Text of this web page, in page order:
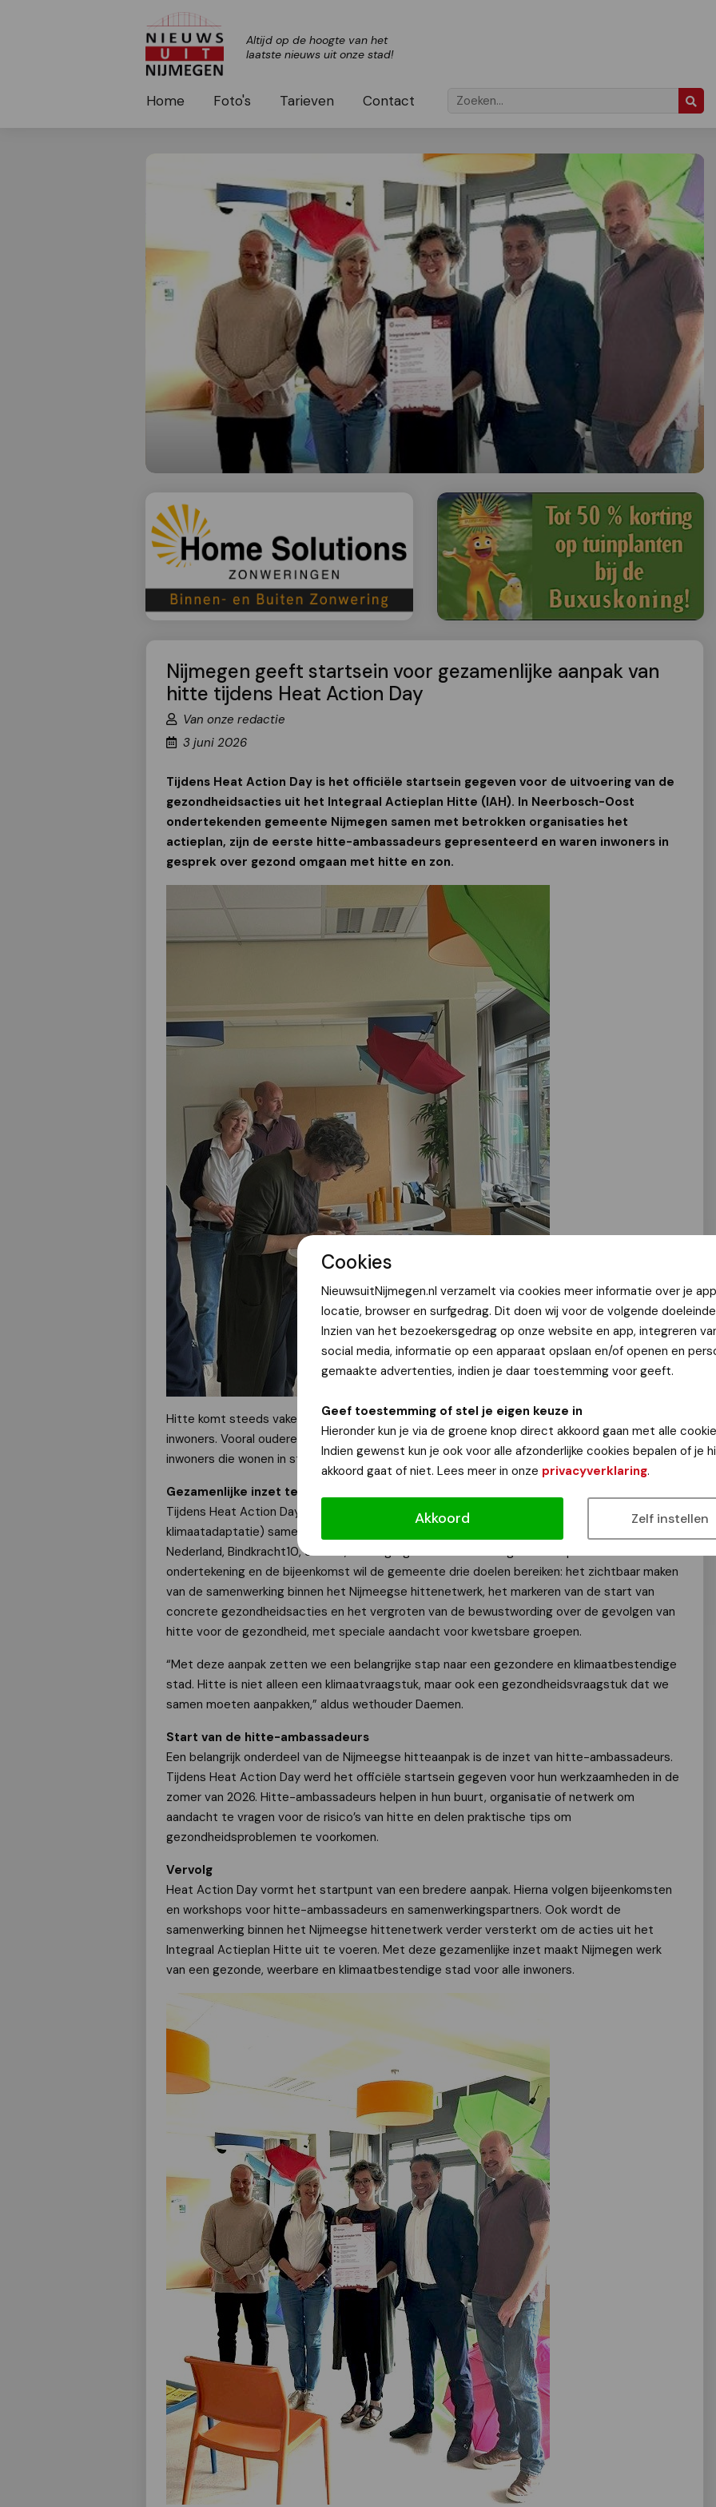
Cookies
NieuwsuitNijmegen.nl verzamelt via cookies meer informatie over je
locatie, browser en surfgedrag. Dit doen wij voor de volgende
Inzien van het bezoekersgedrag op onze website en app, integreren
social media, informatie op een apparaat opslaan en/of openen en
gemaakte advertenties, indien je daar toestemming voor geeft.
Geef toestemming of stel je eigen keuze in
Hieronder kun je via de groene knop direct akkoord gaan met alle
Indien gewenst kun je ook voor alle afzonderlijke cookies bepalen of je
akkoord gaat of niet. Lees meer in onze privacyverklaring.
Akkoord Zelf instellen
Altijd op de hoogte van het
laatste nieuws uit onze stad!
Home Foto's Tarieven Contact
Nijmegen geeft startsein voor gezamenlijke aanpak van
hitte tijdens Heat Action Day
Van onze redactie
3 juni 2026
Tijdens Heat Action Day is het officiële startsein gegeven voor de uitvoering van de
gezondheidsacties uit het Integraal Actieplan Hitte (IAH). In Neerbosch-Oost
ondertekenden gemeente Nijmegen samen met betrokken organisaties het
actieplan, zijn de eerste hitte-ambassadeurs gepresenteerd en waren inwoners in
gesprek over gezond omgaan met hitte en zon.
Hitte komt steeds vaker voor en heeft een groeiende impact op de gezondheid van
inwoners. Vooral ouderen, jonge kinderen, mensen met een kwetsbare gezondheid en
inwoners die wonen in sterk versteende wijken lopen extra risico.
Gezamenlijke inzet tegen de gevolgen van hitte
Tijdens Heat Action Day ondertekende wethouder Cilia Daemen (gezondheid en
klimaatadaptatie) samen met vertegenwoordigers van GGD Gelderland-Zuid, Klimaatverbond
Nederland, Bindkracht10, Sterker, en zorgorganisaties het Integraal Actieplan Hitte. Met deze
ondertekening en de bijeenkomst wil de gemeente drie doelen bereiken: het zichtbaar maken
van de samenwerking binnen het Nijmeegse hittenetwerk, het markeren van de start van
concrete gezondheidsacties en het vergroten van de bewustwording over de gevolgen van
hitte voor de gezondheid, met speciale aandacht voor kwetsbare groepen.
“Met deze aanpak zetten we een belangrijke stap naar een gezondere en klimaatbestendige
stad. Hitte is niet alleen een klimaatvraagstuk, maar ook een gezondheidsvraagstuk dat we
samen moeten aanpakken,” aldus wethouder Daemen.
Start van de hitte-ambassadeurs
Een belangrijk onderdeel van de Nijmeegse hitteaanpak is de inzet van hitte-ambassadeurs.
Tijdens Heat Action Day werd het officiële startsein gegeven voor hun werkzaamheden in de
zomer van 2026. Hitte-ambassadeurs helpen in hun buurt, organisatie of netwerk om
aandacht te vragen voor de risico’s van hitte en delen praktische tips om
gezondheidsproblemen te voorkomen.
Vervolg
Heat Action Day vormt het startpunt van een bredere aanpak. Hierna volgen bijeenkomsten
en workshops voor hitte-ambassadeurs en samenwerkingspartners. Ook wordt de
samenwerking binnen het Nijmeegse hittenetwerk verder versterkt om de acties uit het
Integraal Actieplan Hitte uit te voeren. Met deze gezamenlijke inzet maakt Nijmegen werk
van een gezonde, weerbare en klimaatbestendige stad voor alle inwoners.